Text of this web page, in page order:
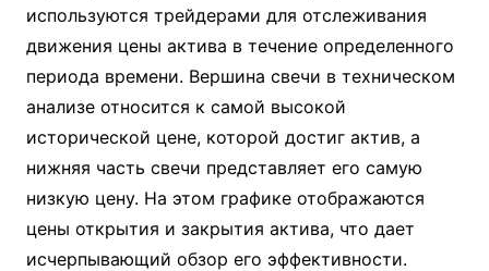
используются трейдерами для отслеживания
движения цены актива в течение определенного
периода времени. Вершина свечи в техническом
анализе относится к самой высокой
исторической цене, которой достиг актив, а
нижняя часть свечи представляет его самую
низкую цену. На этом графике отображаются
цены открытия и закрытия актива, что дает
исчерпывающий обзор его эффективности.